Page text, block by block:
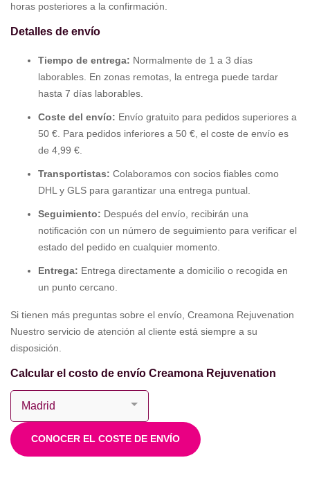
horas posteriores a la confirmación.
Detalles de envío
Tiempo de entrega: Normalmente de 1 a 3 días
laborables. En zonas remotas, la entrega puede tardar
hasta 7 días laborables.
Coste del envío: Envío gratuito para pedidos superiores a
50 €. Para pedidos inferiores a 50 €, el coste de envío es
de 4,99 €.
Transportistas: Colaboramos con socios fiables como
DHL y GLS para garantizar una entrega puntual.
Seguimiento: Después del envío, recibirán una
notificación con un número de seguimiento para verificar el
estado del pedido en cualquier momento.
Entrega: Entrega directamente a domicilio o recogida en
un punto cercano.
Si tienen más preguntas sobre el envío, Creamona Rejuvenation
Nuestro servicio de atención al cliente está siempre a su
disposición.
Calcular el costo de envío Creamona Rejuvenation
CONOCER EL COSTE DE ENVÍO